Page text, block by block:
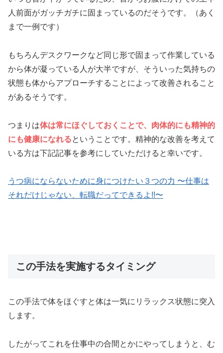
人前面がガッチガチに固まっているのだそうです。（あく
まで一例です）
もちろんデスクワークなど同じ形で固まって作業している
から体が凝っている人が大半ですが、そういった気持ちの
状態も体からアプローチすることによって改善されること
があるそうです。
つまりは体は常にほぐしておくことで、肉体的にも精神的
にも健康になれるということです。精神的な改善を考えて
いる方は下記記事を参考にしていただけると幸いです。
うつ病にならないために身につけたい３つの力 〜仕事は
それだけじゃない、転職だってできるよ!!〜
この手法を実施するタイミング
この手法で体をほぐすと体は一気にリラックス状態に突入
します。
したがってこれを仕事中の合間とかにやってしまうと、む